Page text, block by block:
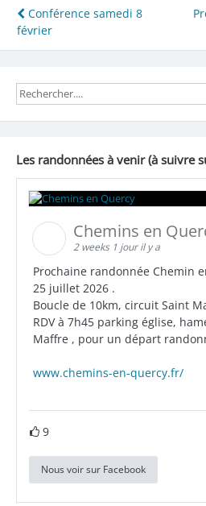
Navigation
de
Conférence samedi 8
février
Les randonnées à venir (à suivre
Chemins en
2 weeks 1 jour il y a
Prochaine randonnée Chemin
25 juillet 2026 .
Boucle de 10km, circuit Saint
RDV à 7h45 parking église,
Maffre , pour un départ
www.chemins-en-quercy.fr/
9
Nous voir sur Facebook